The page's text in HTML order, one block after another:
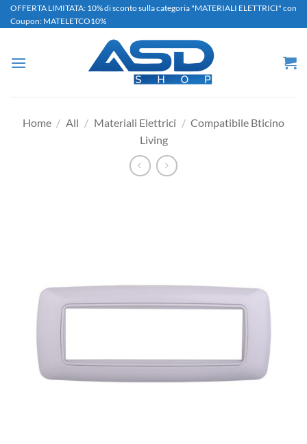
Salta
ai
OFFERTA LIMITATA: 10% di sconto sulla categoria "MATERIALI ELETTRICI" con
Coupon: MATELETCO10%
Home / All / Materiali Elettrici / Compatibile Bticino
Living